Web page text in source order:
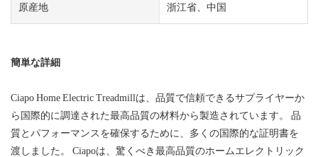
原産地 浙江省、中国
簡単な詳細
Ciapo Home Electric Treadmillは、品質で信頼できるサプライヤーか
ら国際的に調達された最高品質の材料から製造されています。 品
質とパフォーマンスを確保するために、多くの国際的な証明書を
渡しました。 Ciapoは、驚くべき最高品質のホームエレクトリック